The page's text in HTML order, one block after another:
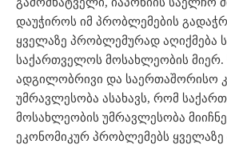
დაუჭიროს იმ პრობლემების
ყველაზე პრობლემურად აღიქმება
საქართველოს მოსახლეობის მიერ.
ადგილობრივი და საერთაშორისო
უმრავლესობა ასახავს, რომ
მოსახლეობის უმრავლესობა
ეკონომიკურ პრობლემებს